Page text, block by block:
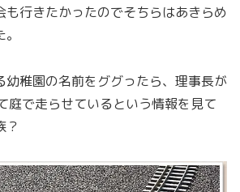
も行きたかったのでそちらはあきらめ
幼稚園の名前をググったら、理事長が
庭で走らせているという情報を見て
？